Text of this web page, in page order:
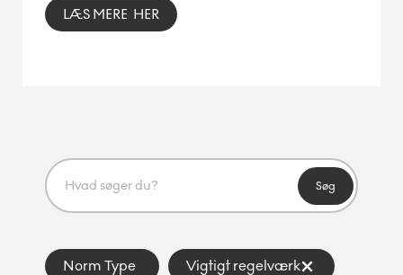
LÆS MERE HER
Søg
Norm Type Vigtigt regelværk